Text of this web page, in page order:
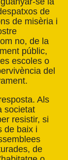
de
de misèria i
no, de la
públic,
escoles o
del
Als
societat
resistir, si
de baix i
de